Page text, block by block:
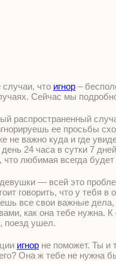
что игнор –
Сейчас мы
распространенный
ее просьбы
не важно куда и где
24 часа в сутки 7
что любимая всегда
— всей это
говорить, что у тебя в
все свои важные дела,
как она тебе нужна.
поезд ушел.
игнор не поможет. Ты и
Она ж тебе не нужна